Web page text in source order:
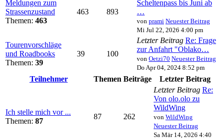
Meldungen zum
Strassenzustand
Themen: 463
463 893
Scheltenpass bis Juni ab
…
von prami Neuester Beitrag
Mi Jul 22, 2026 4:00 pm
Tourenvorschläge
und Roadbooks
Themen: 39
39 100
Letzter Beitrag Re: Frage
zur Anfahrt "Oblako…
von Oetzi70 Neuester Beitrag
Do Apr 04, 2024 8:52 pm
Teilnehmer Themen Beiträge Letzter Beitrag
Ich stelle mich vor ...
Themen: 87
87 262
Letzter Beitrag Re:
Von olo.olo zu
WildWing
von WildWing
Neuester Beitrag
Sa Mär 14, 2026 4:40